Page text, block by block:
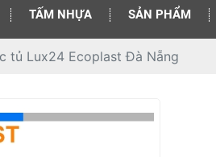
TẤM NHỰA SẢN PHẨM
tủ Lux24 Ecoplast Đà Nẵng